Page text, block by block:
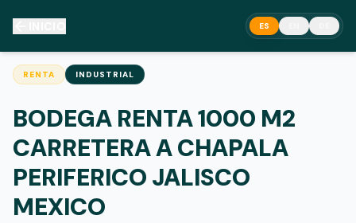
ES
RENTA INDUSTRIAL
BODEGA RENTA 1000 M2
CARRETERA A CHAPALA
PERIFERICO JALISCO
MEXICO